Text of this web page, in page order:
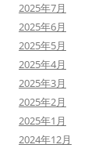
2025年7月
2025年6月
2025年5月
2025年4月
2025年3月
2025年2月
2025年1月
2024年12月